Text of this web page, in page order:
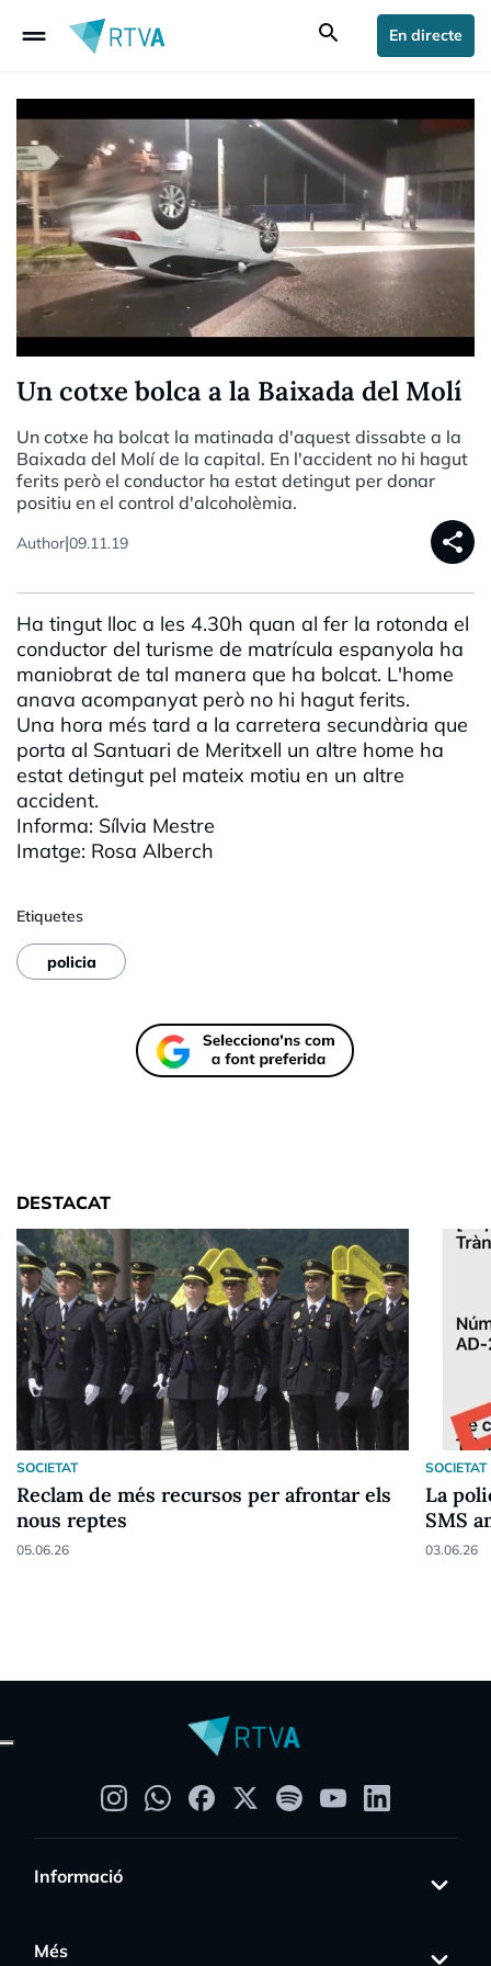
drag_handle search En directe
Un cotxe bolca a la Baixada del Molí
Un cotxe ha bolcat la matinada d'aquest dissabte a la
Baixada del Molí de la capital. En l'accident no hi hagut
ferits però el conductor ha estat detingut per donar
positiu en el control d'alcoholèmia.
Author|09.11.19 share
Ha tingut lloc a les 4.30h quan al fer la rotonda el
conductor del turisme de matrícula espanyola ha
maniobrat de tal manera que ha bolcat. L'home
anava acompanyat però no hi hagut ferits.
Una hora més tard a la carretera secundària que
porta al Santuari de Meritxell un altre home ha
estat detingut pel mateix motiu en un altre
accident.
Informa: Sílvia Mestre
Imatge: Rosa Alberch
Etiquetes
policia
DESTACAT
SOCIETAT
Reclam de més recursos per afrontar els
nous reptes
05.06.26
SOCIETAT
La
SMS
03.06.26
Informació
Més